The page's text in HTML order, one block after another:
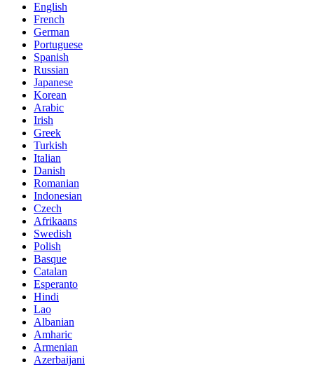
English
French
German
Portuguese
Spanish
Russian
Japanese
Korean
Arabic
Irish
Greek
Turkish
Italian
Danish
Romanian
Indonesian
Czech
Afrikaans
Swedish
Polish
Basque
Catalan
Esperanto
Hindi
Lao
Albanian
Amharic
Armenian
Azerbaijani